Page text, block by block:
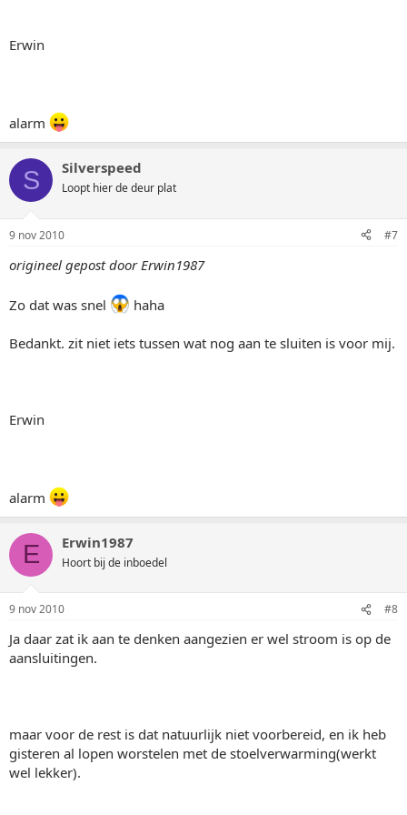
Erwin
alarm
S Silverspeed
Loopt hier de deur plat
9 nov 2010 #7
origineel gepost door Erwin1987
Zo dat was snel haha
Bedankt. zit niet iets tussen wat nog aan te sluiten is voor mij.
Erwin
alarm
E Erwin1987
Hoort bij de inboedel
9 nov 2010 #8
Ja daar zat ik aan te denken aangezien er wel stroom is op de
aansluitingen.
maar voor de rest is dat natuurlijk niet voorbereid, en ik heb
gisteren al lopen worstelen met de stoelverwarming(werkt
wel lekker).